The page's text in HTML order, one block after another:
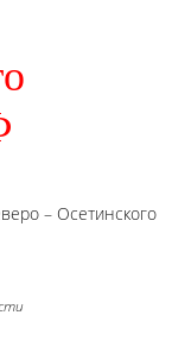
– Осетинского